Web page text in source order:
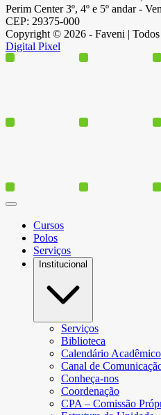
Perim Center 3º, 4º e 5º andar -
CEP: 29375-000
Copyright © 2026 - Faveni | Todos
Digital Pixel
Cursos
Polos
Serviços
Institucional
Serviços
Biblioteca
Calendário
Canal de
Conheça-nos
Coordenação
CPA – Comissão